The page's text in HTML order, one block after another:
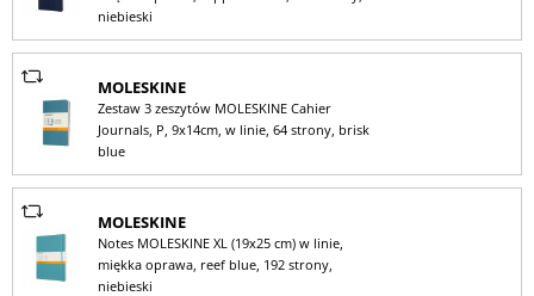
niebieski
MOLESKINE
Zestaw 3 zeszytów MOLESKINE Cahier
Journals, P, 9x14cm, w linie, 64 strony, brisk
blue
MOLESKINE
Notes MOLESKINE XL (19x25 cm) w linie,
miękka oprawa, reef blue, 192 strony,
niebieski